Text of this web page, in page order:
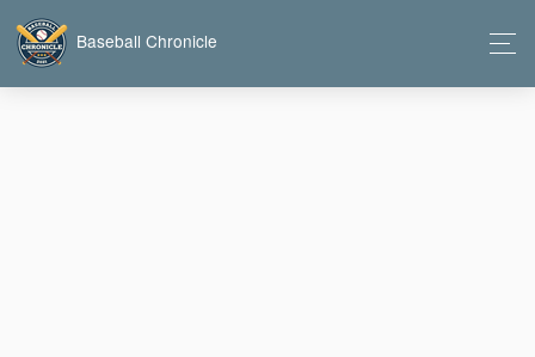
Baseball Chronicle